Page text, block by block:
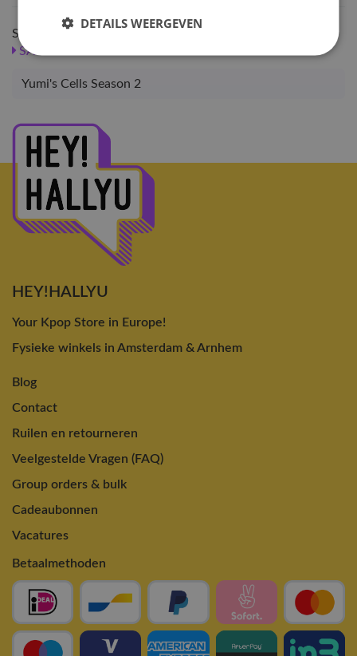
Shop meer
SALE
Yumi's Cells Season 2
HEY!HALLYU
Your Kpop Store in Europe!
Fysieke winkels in Amsterdam & Arnhem
Blog
Contact
Ruilen en retourneren
Veelgestelde Vragen (FAQ)
Group orders & bulk
Cadeaubonnen
Vacatures
Betaalmethoden
DETAILS WEERGEVEN